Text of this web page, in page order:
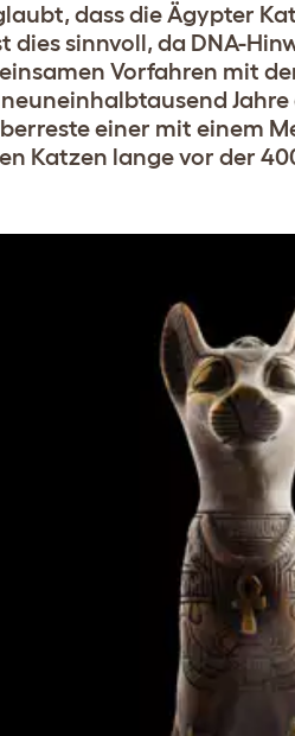
dass die Ägypter
dies sinnvoll, da DNA-
Vorfahren mit
einer mit einem
Katzen lange vor der